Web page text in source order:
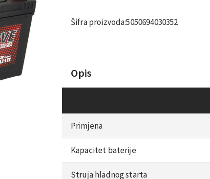
Šifra proizvoda:5050694030352
Opis
Primjena
Kapacitet baterije
Struja hladnog starta